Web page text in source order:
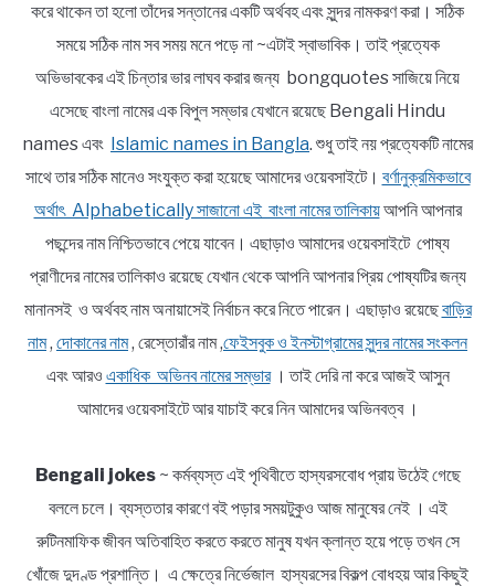
করে থাকেন তা হলো তাঁদের সন্তানের একটি অর্থবহ এবং সুন্দর নামকরণ করা। সঠিক
সময়ে সঠিক নাম সব সময় মনে পড়ে না ~এটাই স্বাভাবিক। তাই প্রত্যেক
অভিভাবকের এই চিন্তার ভার লাঘব করার জন্য bongquotes সাজিয়ে নিয়ে
এসেছে বাংলা নামের এক বিপুল সম্ভার যেখানে রয়েছে Bengali Hindu
names এবং Islamic names in Bangla. শুধু তাই নয় প্রত্যেকটি নামের
সাথে তার সঠিক মানেও সংযুক্ত করা হয়েছে আমাদের ওয়েবসাইটে। বর্ণানুক্রমিকভাবে
অর্থাৎ Alphabetically সাজানো এই বাংলা নামের তালিকায়আপনি আপনার
পছন্দের নাম নিশ্চিতভাবে পেয়ে যাবেন। এছাড়াও আমাদের ওয়েবসাইটে পোষ্য
প্রাণীদের নামের তালিকাও রয়েছে যেখান থেকে আপনি আপনার প্রিয় পোষ্যটির জন্য
মানানসই ও অর্থবহ নাম অনায়াসেই নির্বাচন করে নিতে পারেন। এছাড়াও রয়েছেবাড়ির
নাম, দোকানের নাম, রেস্তোরাঁর নাম ,ফেইসবুক ও ইনস্টাগ্রামের সুন্দর নামের সংকলন
এবং আরও একাধিক অভিনব নামের সম্ভার। তাই দেরি না করে আজই আসুন
আমাদের ওয়েবসাইটে আর যাচাই করে নিন আমাদের অভিনবত্ব ।
Bengali jokes~ কর্মব্যস্ত এই পৃথিবীতে হাস্যরসবোধ প্রায় উঠেই গেছে
বললে চলে। ব্যস্ততার কারণে বই পড়ার সময়টুকুও আজ মানুষের নেই । এই
রুটিনমাফিক জীবন অতিবাহিত করতে করতে মানুষ যখন ক্লান্ত হয়ে পড়ে তখন সে
খোঁজে দুদণ্ড প্রশান্তি। এ ক্ষেত্রে নির্ভেজাল হাস্যরসের বিকল্প বোধহয় আর কিছুই